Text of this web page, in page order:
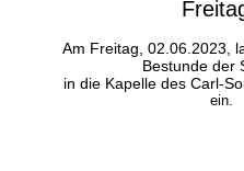
Am Freitag, 02.06.2023,
Bestunde der
in die Kapelle des Carl-
ein.